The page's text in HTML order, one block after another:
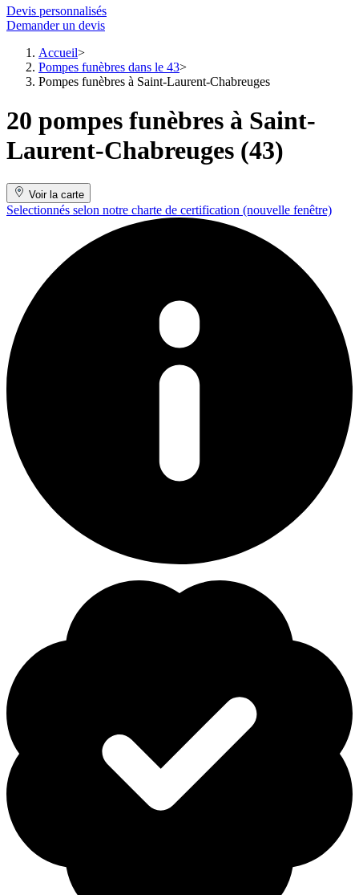
Devis personnalisés
Demander un devis
Accueil
Pompes funèbres dans le 43
Pompes funèbres à Saint-Laurent-Chabreuges
20 pompes funèbres à Saint-
Laurent-Chabreuges (43)
Voir la carte
Selectionnés selon notre charte de certification (nouvelle fenêtre)